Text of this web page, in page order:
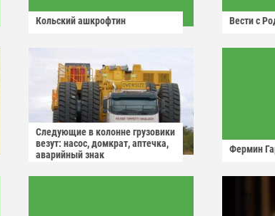
Кольский ашкрофтин Вести с
Следующие в колонне грузовики
везут: насос, домкрат, аптечка,
аварийный знак
Фермин